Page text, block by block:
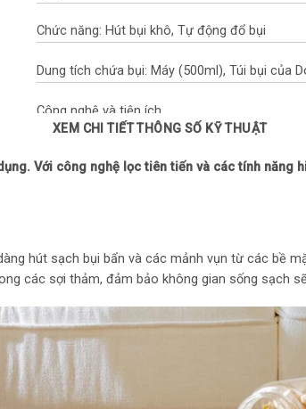
Chức năng: Hút bụi khô, Tự động đổ bụi
Dung tích chứa bụi: Máy (500ml), Túi bụi của
Công nghệ và tiện ích
Thời gian sạc pin: 3.5 giờ
Thời gian sử dụng: Khi sạc đầy (90 phút)
Xuất xứ và Bảo hành
Thương hiệu: Roborock
XEM CHI TIẾT THÔNG SỐ KỸ THUẬT
Với công nghệ lọc tiên tiến và các tính năng
hút sạch bụi bẩn và các mảnh vụn từ các bề
các sợi thảm, đảm bảo không gian sống sạch